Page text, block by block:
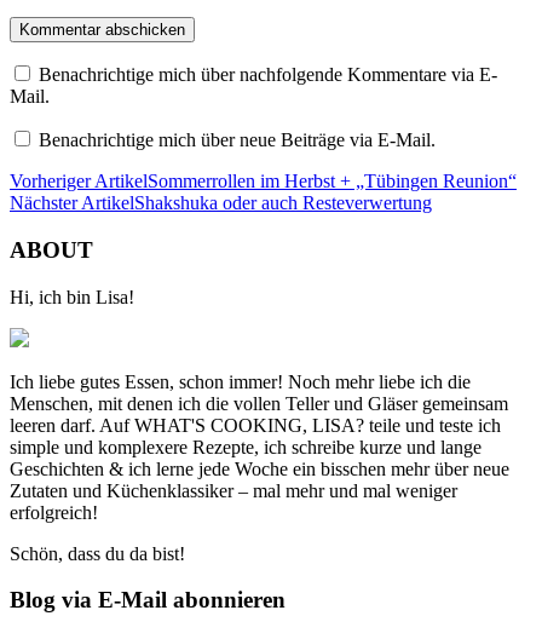
Benachrichtige mich über nachfolgende Kommentare via E-
Mail.
Benachrichtige mich über neue Beiträge via E-Mail.
Vorheriger ArtikelSommerrollen im Herbst + „Tübingen Reunion“
Nächster ArtikelShakshuka oder auch Resteverwertung
ABOUT
Hi, ich bin Lisa!
Ich liebe gutes Essen, schon immer! Noch mehr liebe ich die
Menschen, mit denen ich die vollen Teller und Gläser gemeinsam
leeren darf. Auf WHAT'S COOKING, LISA? teile und teste ich
simple und komplexere Rezepte, ich schreibe kurze und lange
Geschichten & ich lerne jede Woche ein bisschen mehr über neue
Zutaten und Küchenklassiker – mal mehr und mal weniger
erfolgreich!
Schön, dass du da bist!
Blog via E-Mail abonnieren